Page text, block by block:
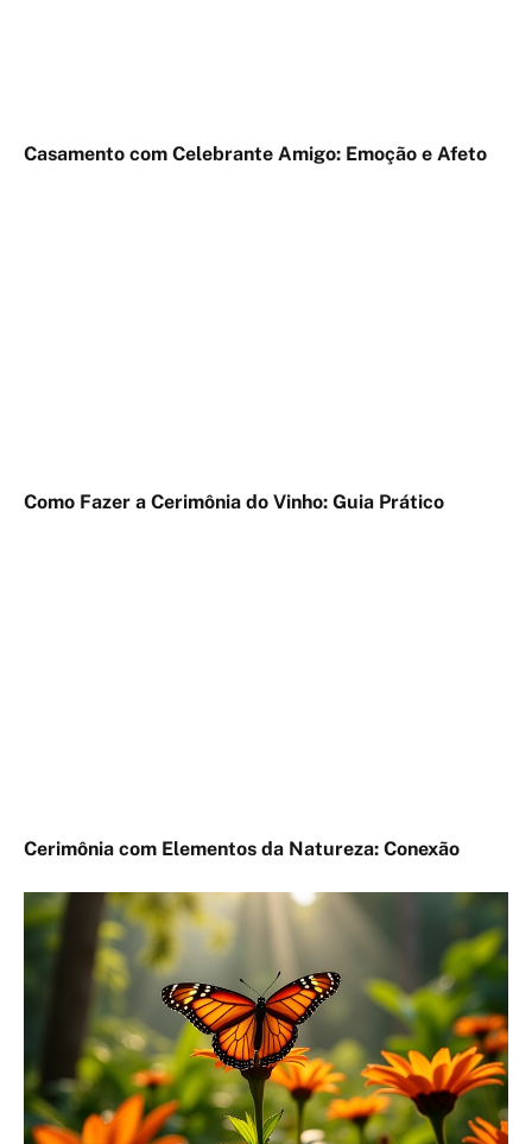
Casamento com Celebrante Amigo: Emoção e Afeto
Como Fazer a Cerimônia do Vinho: Guia Prático
Cerimônia com Elementos da Natureza: Conexão